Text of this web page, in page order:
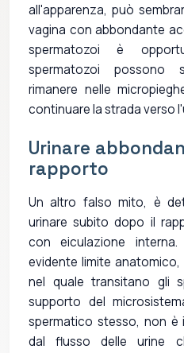
all'apparenza, può
vagina con abbondante
spermatozoi è
spermatozoi possono
rimanere nelle
continuare la strada verso
Urinare
rapporto
Un altro falso mito, è
urinare subito dopo il
con eiculazione
evidente limite anatomico,
nel quale transitano gli
supporto del
spermatico stesso, non
dal flusso delle urine